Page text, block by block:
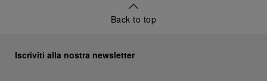
Back to top
Iscriviti alla nostra newsletter